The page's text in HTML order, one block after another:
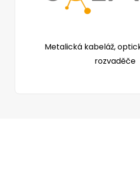
Metalická kabeláž,
rozvaděče